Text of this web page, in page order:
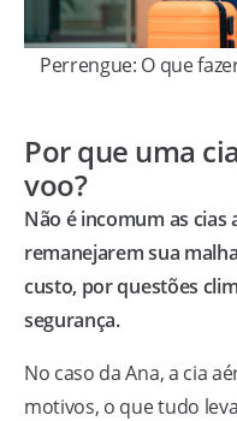
Perrengue: O que
Por que uma
voo?
Não é incomum as cias
remanejarem sua
custo, por questões
segurança.
No caso da Ana, a cia
motivos, o que tudo